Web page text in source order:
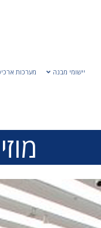
יישומי מבנה מערכות